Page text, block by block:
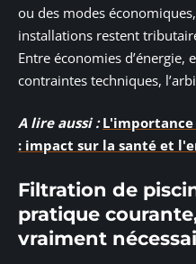
ou des modes
installations restent
Entre économies
contraintes techniques,
A lire aussi :
: impact sur la santé et
Filtration de
pratique
vraiment